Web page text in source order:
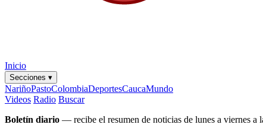
Inicio
Secciones ▾
NariñoPastoColombiaDeportesCaucaMundo
Videos Radio Buscar
Boletín diario — recibe el resumen de noticias de lunes a viernes a